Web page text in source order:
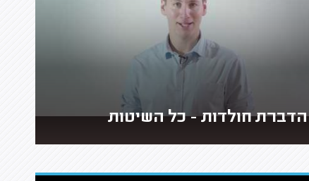
הדברת חולדות - כל השיטות